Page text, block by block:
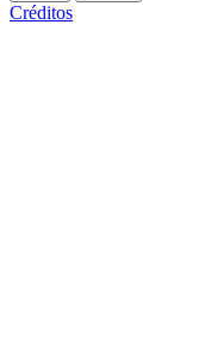
Créditos